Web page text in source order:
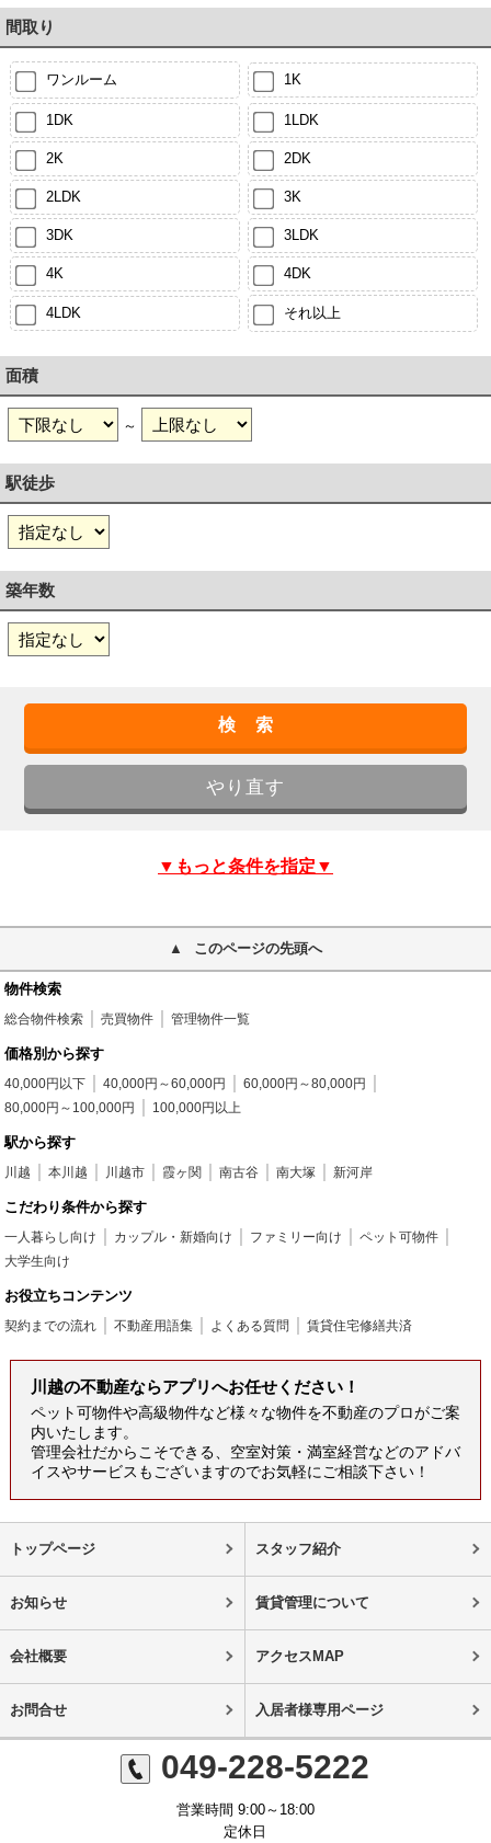
間取り
ワンルーム 1K
1DK 1LDK
2K 2DK
2LDK 3K
3DK 3LDK
4K 4DK
4LDK それ以上
面積
～
駅徒歩
築年数
▼もっと条件を指定▼
このページの先頭へ
物件検索
総合物件検索 売買物件 管理物件一覧
価格別から探す
40,000円以下 40,000円～60,000円
60,000円～80,000円
80,000円～100,000円
100,000円以上
駅から探す
川越 本川越 川越市 霞ヶ関 南古谷 南大塚 新河岸
こだわり条件から探す
一人暮らし向け カップル・新婚向け ファミリー向け
ペット可物件
大学生向け
お役立ちコンテンツ
契約までの流れ 不動産用語集 よくある質問 賃貸住宅修繕共済
川越の不動産ならアプリへお任せください！
ペット可物件や高級物件など様々な物件を不動産のプロがご案
内いたします。
管理会社だからこそできる、空室対策・満室経営などのアドバ
イスやサービスもございますのでお気軽にご相談下さい！
トップページ スタッフ紹介
お知らせ 賃貸管理について
会社概要 アクセスMAP
お問合せ 入居者様専用ページ
049-228-5222
営業時間 9:00～18:00
定休日